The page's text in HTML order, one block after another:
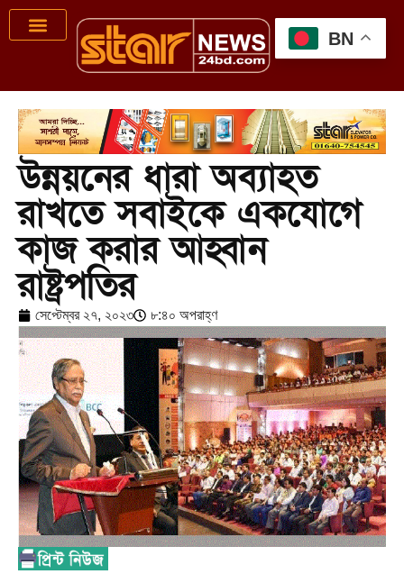
উন্নয়নের ধারা অব্যাহত
রাখতে সবাইকে একযোগে
কাজ করার আহ্বান
রাষ্ট্রপতির
সেপ্টেম্বর ২৭, ২০২৩ ৮:৪০ অপরাহ্ণ
BN